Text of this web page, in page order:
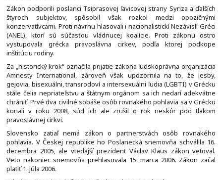
Zákon podporili poslanci Tsiprasovej ľavicovej strany Syriza a ďalších
štyroch subjektov, spôsobil však rozkol medzi opozičnými
konzervatívcami. Proti návrhu hlasovali i nacionalistickí Nezávislí Gréci
(ANEL), ktorí sú súčasťou vládnucej koalície. Proti zákonu ostro
vystupovala grécka pravoslávna cirkev, podľa ktorej podkope
inštitúciu rodiny.
Za „historický krok“ označila prijatie zákona ľudskoprávna organizácia
Amnesty International, zároveň však upozornila na to, že lesby,
gejovia, bisexuálni, transrodoví a intersexuálni ľudia (LGBTI) v Grécku
stále čelia nepriateľstvu a štátnym orgánom sa ich nedarí adekvátne
chrániť. Prvé dva civilné sobáše osôb rovnakého pohlavia sa v Grécku
konali v roku 2008, súd ich ale zrušil o rok neskôr pod tlakom
pravoslávnej cirkvi.
Slovensko zatiaľ nemá zákon o partnerstvách osôb rovnakého
pohlavia. V Českej republike ho Poslanecká snemovňa schválila 16.
decembra 2005, ale vtedajší prezident Václav Klaus zákon vetoval.
Veto nakoniec snemovňa prehlasovala 15. marca 2006. Zákon začal
platiť 1. júla 2006.